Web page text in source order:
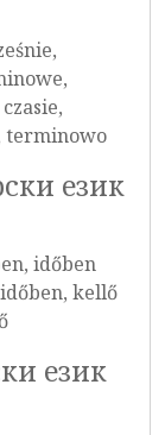
terminowo
език
időben
kellő
език